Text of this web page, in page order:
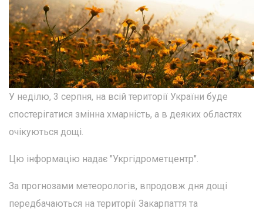
У неділю, 3 серпня, на всій території України буде
спостерігатися змінна хмарність, а в деяких областях
очікуються дощі.
Цю інформацію надає "Укргідрометцентр".
За прогнозами метеорологів, впродовж дня дощі
передбачаються на території Закарпаття та